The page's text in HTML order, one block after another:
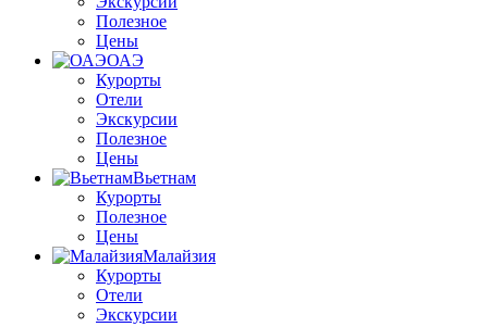
Полезное
Цены
ОАЭ
Курорты
Отели
Экскурсии
Полезное
Цены
Вьетнам
Курорты
Полезное
Цены
Малайзия
Курорты
Отели
Экскурсии